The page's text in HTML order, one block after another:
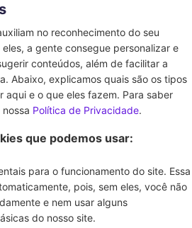
no reconhecimento do seu
a gente consegue personalizar e
conteúdos, além de facilitar a
Abaixo, explicamos quais são os tipos
aqui e o que eles fazem. Para saber
Política de Privacidade.
que podemos usar:
para o funcionamento do site. Essa
pois, sem eles, você não
e nem usar alguns
do nosso site.